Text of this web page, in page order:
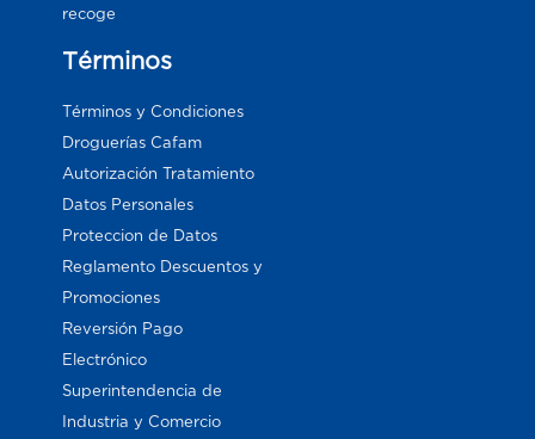
recoge
Términos
Términos y Condiciones
Droguerías Cafam
Autorización Tratamiento
Datos Personales
Proteccion de Datos
Reglamento Descuentos y
Promociones
Reversión Pago
Electrónico
Superintendencia de
Industria y Comercio